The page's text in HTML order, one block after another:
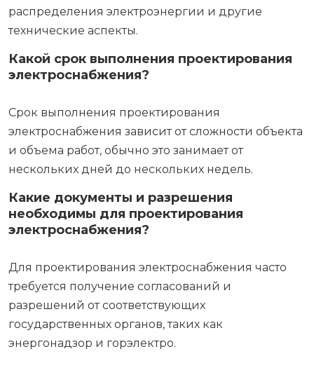
распределения электроэнергии и другие
технические аспекты.
Какой срок выполнения проектирования
электроснабжения?
Срок выполнения проектирования
электроснабжения зависит от сложности объекта
и объема работ, обычно это занимает от
нескольких дней до нескольких недель.
Какие документы и разрешения
необходимы для проектирования
электроснабжения?
Для проектирования электроснабжения часто
требуется получение согласований и
разрешений от соответствующих
государственных органов, таких как
энергонадзор и горэлектро.